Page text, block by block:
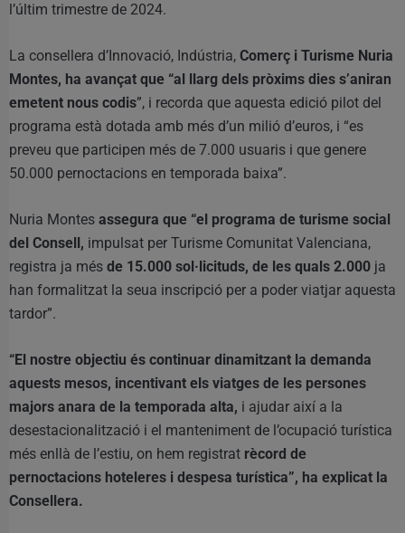
l’últim trimestre de 2024.
La consellera d’Innovació, Indústria, Comerç i Turisme Nuria
Montes, ha avançat que “al llarg dels pròxims dies s’aniran
emetent nous codis”, i recorda que aquesta edició pilot del
programa està dotada amb més d’un milió d’euros, i “es
preveu que participen més de 7.000 usuaris i que genere
50.000 pernoctacions en temporada baixa”.
Nuria Montes assegura que “el programa de turisme social
del Consell, impulsat per Turisme Comunitat Valenciana,
registra ja més de 15.000 sol·licituds, de les quals 2.000 ja
han formalitzat la seua inscripció per a poder viatjar aquesta
tardor”.
“El nostre objectiu és continuar dinamitzant la demanda
aquests mesos, incentivant els viatges de les persones
majors anara de la temporada alta, i ajudar així a la
desestacionalització i el manteniment de l’ocupació turística
més enllà de l’estiu, on hem registrat rècord de
pernoctacions hoteleres i despesa turística”, ha explicat la
Consellera.